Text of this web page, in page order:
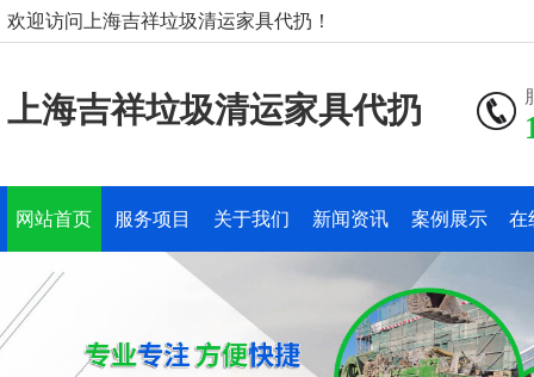
欢迎访问上海吉祥垃圾清运家具代扔！
上海吉祥垃圾清运家具代扔
网站首页 服务项目 关于我们 新闻资讯 案例展示 在